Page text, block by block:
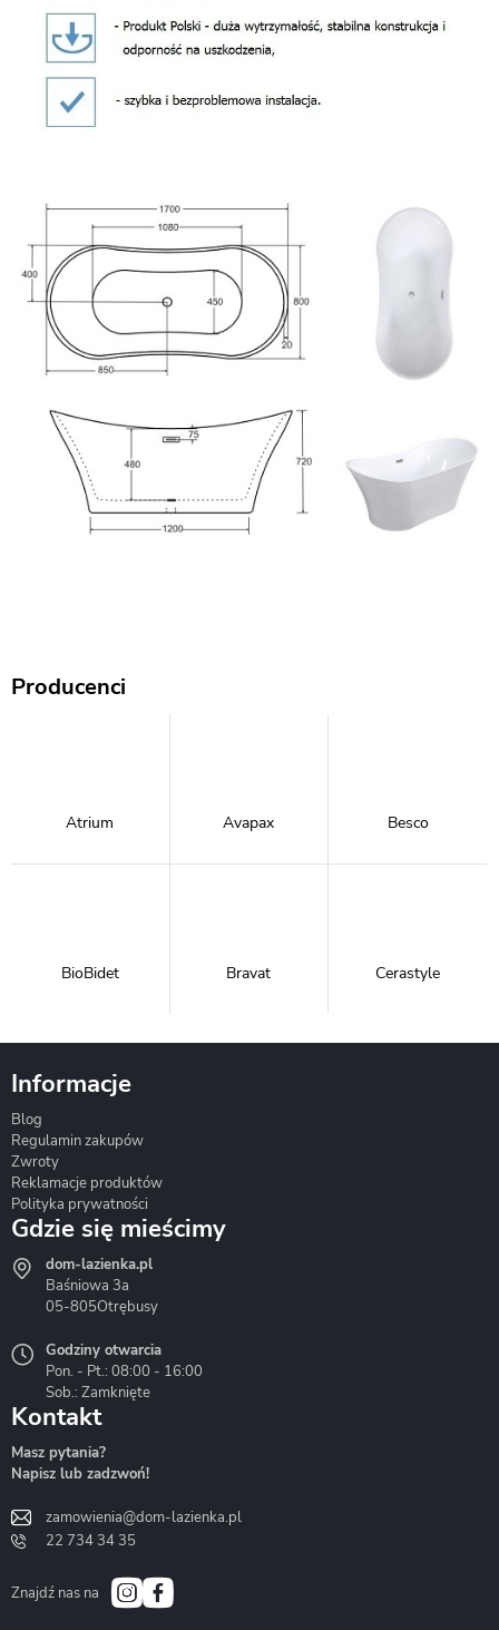
Producenci
Atrium Avapax Besco
BioBidet Bravat Cerastyle
Hydrostop
Liveno
Bath&Spa
Informacje
Blog
Regulamin zakupów
Zwroty
Reklamacje produktów
Polityka prywatności
Gdzie się mieścimy
dom-lazienka.pl
Baśniowa 3a
05-805Otrębusy
Godziny otwarcia
Pon. - Pt.: 08:00 - 16:00
Sob.: Zamknięte
Kontakt
Masz pytania?
Napisz lub zadzwoń!
zamowienia@dom-lazienka.pl
22 734 34 35
Znajdź nas na